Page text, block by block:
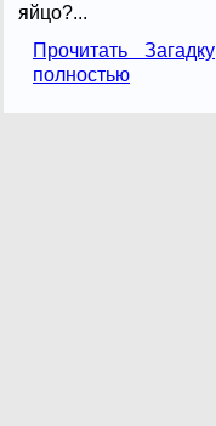
яйцо?...
Прочитать Загадку
полностью